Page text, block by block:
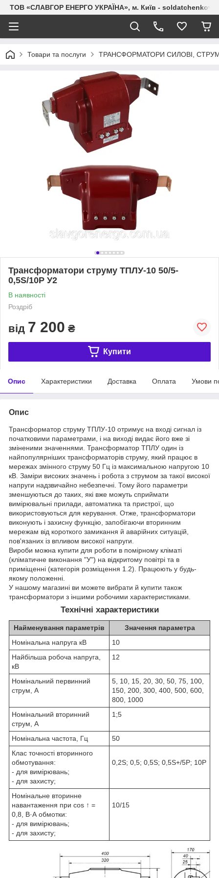
ТОВ «СЛАВГОР ЕНЕРГО УКРАЇНА», м. Київ -
Товари та послуги ТРАНСФОРМАТОРИ СИЛОВІ,
Трансформатори струму ТПЛУ-10 50/5-
0,5S/10P У2
В наявності
Роздріб
від 7 200 ₴
Купити
Опис Характеристики Доставка Оплата Умови
Опис
Трансформатор струму ТПЛУ-10 отримує на вході сигнал із
початковими параметрами, і на виході видає його вже зі
зміненими значеннями. Трансформатор ТПЛУ один із
найпопулярніших трансформаторів струму, який працює в
мережах змінного струму 50 Гц із максимальною напругою 10
кВ. Заміри високих значень і робота з струмом за такої високої
напруги надзвичайно небезпечні. Тому його параметри
зменшуються до таких, які вже можуть сприймати
вимірювальні прилади, автоматика та пристрої, що
використовуються для керування. Отже, трансформатори
виконують і захисну функцію, запобігаючи вторинним
мережам від короткого замикання й аварійних ситуацій,
пов'язаних із впливом високої напруги.
Вироби можна купити для роботи в помірному кліматі
(кліматичне виконання "У") на відкритому повітрі та в
приміщенні (категорія розміщення 1.2). Працюють у будь-
якому положенні.
У нашому магазині ви можете вибрати й купити також
трансформатори з іншими робочими характеристиками.
Технічні характеристики
Найменування параметрів
Значення параметра
Номінальна напруга кВ
10
Найбільша робоча напруга,
кВ
12
Номінальний первинний
струм, А
5, 10, 15, 20, 30, 50, 75, 100,
150, 200, 300, 400, 500, 600,
800, 1000
Номінальний вторинний
струм, А
1;5
Номінальна частота, Гц
50
Клас точності вторинного
обмотування:
- для вимірювань;
- для захисту;
0,2S; 0,5; 0,5S; 0,5S+/5Р; 10P
Номінальне вторинне
навантаження при сos ↑ =
0,8, В·А обмотки:
- для вимірювань;
- для захисту;
10/15